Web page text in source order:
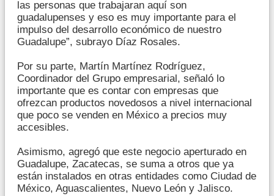
las personas que trabajaran aquí son
guadalupenses y eso es muy importante para el
impulso del desarrollo económico de nuestro
Guadalupe”, subrayo Díaz Rosales.
Por su parte, Martín Martínez Rodríguez,
Coordinador del Grupo empresarial, señaló lo
importante que es contar con empresas que
ofrezcan productos novedosos a nivel internacional
que poco se venden en México a precios muy
accesibles.
Asimismo, agregó que este negocio aperturado en
Guadalupe, Zacatecas, se suma a otros que ya
están instalados en otras entidades como Ciudad de
México, Aguascalientes, Nuevo León y Jalisco.